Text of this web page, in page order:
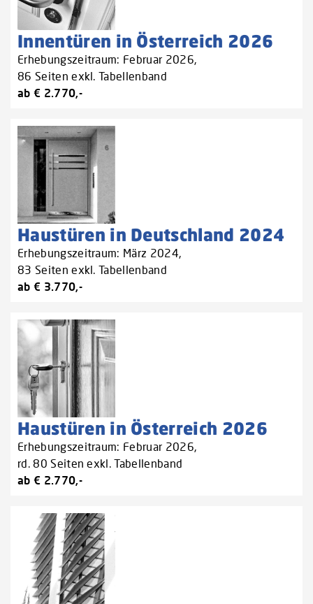
Innentüren in Österreich 2026
Erhebungszeitraum: Februar 2026,
86 Seiten exkl. Tabellenband
ab € 2.770,-
Haustüren in Deutschland 2024
Erhebungszeitraum: März 2024,
83 Seiten exkl. Tabellenband
ab € 3.770,-
Haustüren in Österreich 2026
Erhebungszeitraum: Februar 2026,
rd. 80 Seiten exkl. Tabellenband
ab € 2.770,-